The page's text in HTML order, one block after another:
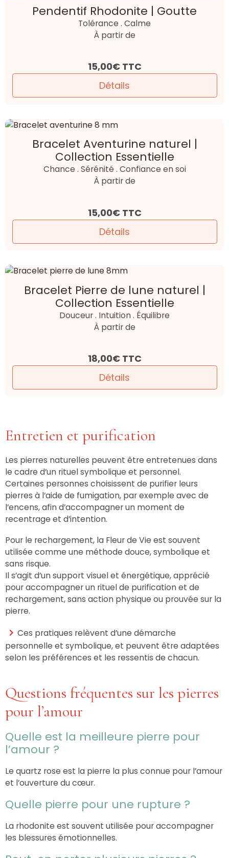
Pendentif Rhodonite | Goutte
Tolérance . Calme
À partir de
15,00€ TTC
Détails
Bracelet Aventurine naturel |
Collection Essentielle
Chance . Sérénité . Confiance en soi
À partir de
15,00€ TTC
Détails
Bracelet Pierre de lune naturel |
Collection Essentielle
Douceur . Intuition . Équilibre
À partir de
18,00€ TTC
Détails
Entretien et purification
Les pierres naturelles peuvent être entretenues dans
le cadre d’un rituel symbolique et personnel.
Certaines personnes choisissent de purifier leurs
pierres à l’aide de fumigation, par exemple avec de
l’encens, afin d’accompagner un moment de
recentrage et d’intention.
Pour le rechargement, la Fleur de Vie est souvent
utilisée comme une méthode douce, symbolique et
sans risque.
Il s’agit d’un support visuel et énergétique, apprécié
pour accompagner un rituel de purification et de
rechargement, sans action physique ou prouvée sur la
pierre.
Ces pratiques relèvent d’une démarche
personnelle et symbolique, et peuvent être adaptées
selon les préférences et les ressentis de chacun.
Questions fréquentes sur les pierres
pour l’amour
Quelle est la meilleure pierre pour
l’amour ?
Le quartz rose est la pierre la plus connue pour l’amour
et l’ouverture du cœur.
Quelle pierre pour une rupture ?
La rhodonite est souvent utilisée pour accompagner
les blessures émotionnelles.